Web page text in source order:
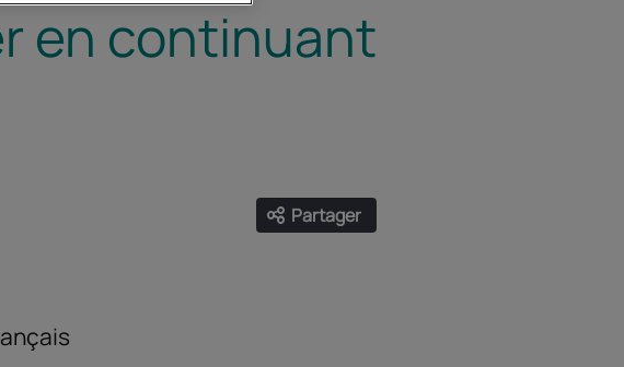
en continuant
Partager
Ouvrir les liens de partage